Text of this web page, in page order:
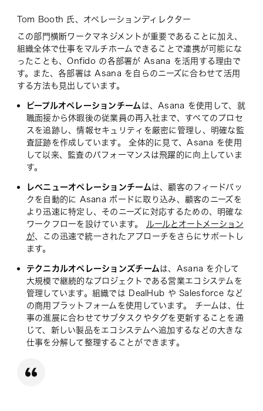
Tom Booth 氏、オペレーションディレクター
この部門横断ワークマネジメントが重要であることに加え、
組織全体で仕事をマルチホームできることで連携が可能にな
ったことも、Onfido の各部署が Asana を活用する理由で
す。また、各部署は Asana を自らのニーズに合わせて活用
する方法も見出しています。
ピープルオペレーションチーム は、Asana を使用して、就
職面接から休暇後の従業員の再入社まで、すべてのプロセ
スを追跡し、情報セキュリティを厳密に管理し、明確な監
査証跡を作成しています。 全体的に見て、Asana を使用
して以来、監査のパフォーマンスは飛躍的に向上していま
す。
レベニューオペレーションチーム は、顧客のフィードバッ
クを自動的に Asana ボードに取り込み、顧客のニーズを
より迅速に特定し、そのニーズに対応するための、明確な
ワークフローを設けています。
ルールとオートメーション
が、この迅速で統一されたアプローチをさらにサポートし
ます。
テクニカルオペレーションズチーム は、Asana を介して
大規模で継続的なプロジェクトである営業エコシステムを
管理しています。組織では DealHub や Salesforce など
の商用プラットフォームを使用しています。 チームは、仕
事の進展に合わせてサブタスクやタグを更新することを通
じて、新しい製品をエコシステムへ追加するなどの大きな
仕事を分解して整理することができます。